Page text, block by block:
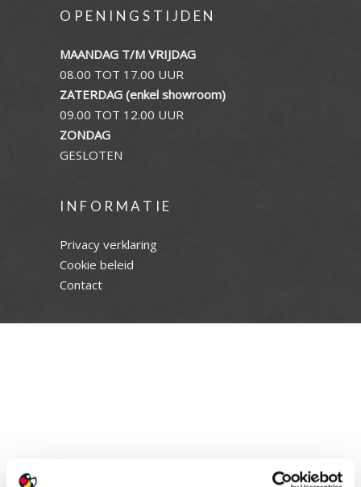
OPENINGSTIJDEN
MAANDAG T/M VRIJDAG
08.00 TOT 17.00 UUR
ZATERDAG (enkel showroom)
09.00 TOT 12.00 UUR
ZONDAG
GESLOTEN
INFORMATIE
Privacy verklaring
Cookie beleid
Contact